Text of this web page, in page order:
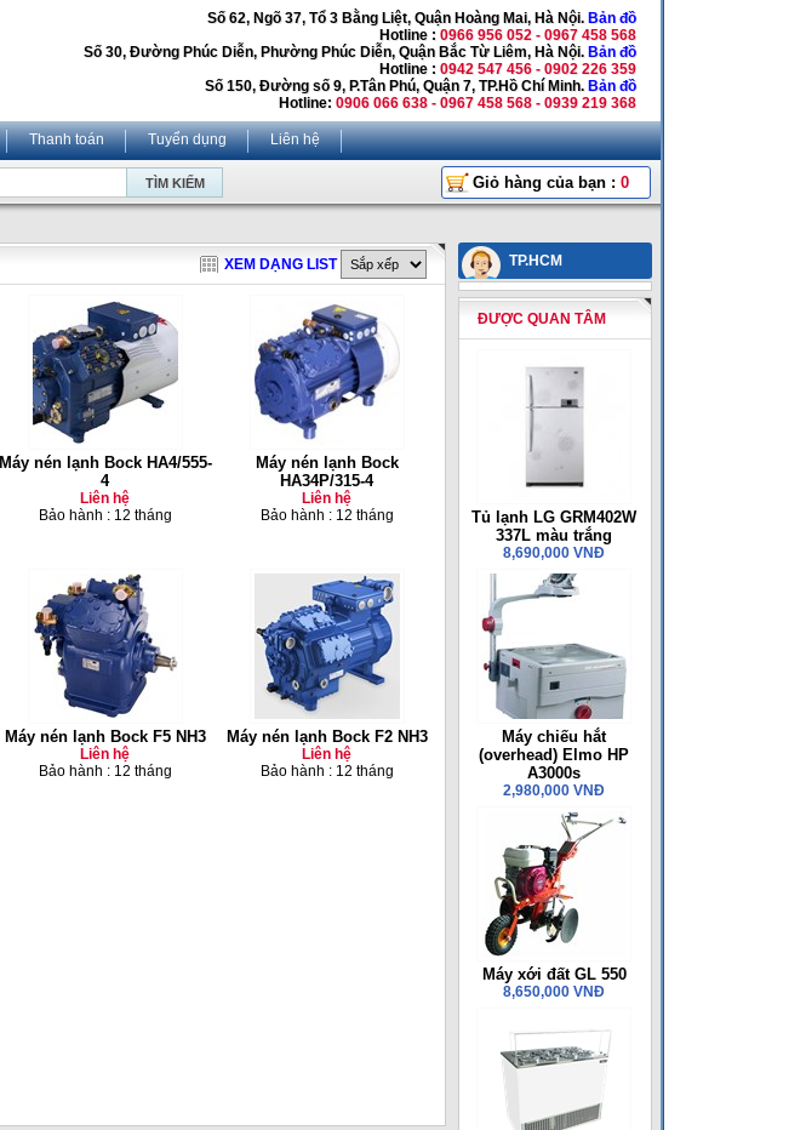
Số 62, Ngõ 37, Tổ 3 Bằng Liệt, Quận Hoàng Mai, Hà Nội. Bản đồ
Hotline : 0966 956 052 - 0967 458 568
Số 30, Đường Phúc Diễn, Phường Phúc Diễn, Quận Bắc Từ Liêm, Hà Nội. Bản đồ
Hotline : 0942 547 456 - 0902 226 359
Số 150, Đường số 9, P.Tân Phú, Quận 7, TP.Hồ Chí Minh. Bản đồ
Hotline: 0906 066 638 - 0967 458 568 - 0939 219 368
Thanh toán Tuyển dụng Liên hệ
Giỏ hàng của bạn : 0
XEM DẠNG LIST
Máy nén lạnh Bock HA4/555-
4
Liên hệ
Bảo hành : 12 tháng
Máy nén lạnh Bock
HA34P/315-4
Liên hệ
Bảo hành : 12 tháng
Máy nén lạnh Bock F5 NH3
Liên hệ
Bảo hành : 12 tháng
Máy nén lạnh Bock F2 NH3
Liên hệ
Bảo hành : 12 tháng
TP.HCM
ĐƯỢC QUAN TÂM
Tủ lạnh LG GRM402W
337L màu trắng
8,690,000 VNĐ
Máy chiếu hắt
(overhead) Elmo HP
A3000s
2,980,000 VNĐ
Máy xới đất GL 550
8,650,000 VNĐ